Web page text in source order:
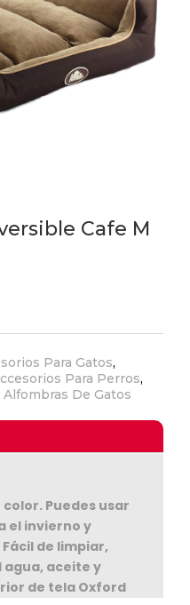
Cafe M
Para Gatos,
Para Perros,
Alfombras De Gatos
Puedes usar
el invierno y
de limpiar,
aceite y
de tela Oxford